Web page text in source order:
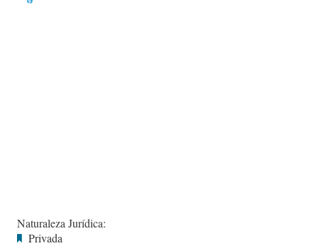
Naturaleza Jurídica:
Privada